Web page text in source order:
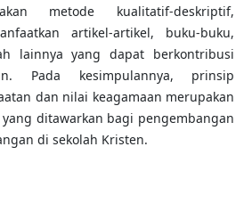
metode kualitatif-deskriptif,
artikel-artikel, buku-buku,
lainnya yang dapat berkontribusi
Pada kesimpulannya, prinsip
dan nilai keagamaan merupakan
ditawarkan bagi pengembangan
di sekolah Kristen.